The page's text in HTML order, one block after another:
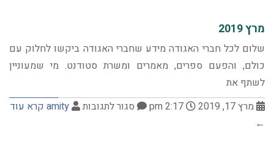
מרץ 2019
שלום לכל חברי האגודה מידע שחברי האגודה ביקשו לחלוק עם
כולם, והפעם ספרים, מאמרים ומשרת סטודנט. מי שמעוניין
לשתף את
מרץ 17, 2019
סגור לתגובות amity קרא עוד
←